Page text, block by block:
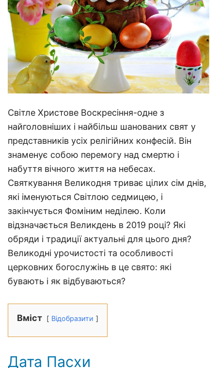
Світле Христове Воскресіння-одне з
найголовніших і найбільш шанованих свят у
представників усіх релігійних конфесій. Він
знаменує собою перемогу над смертю і
набуття вічного життя на небесах.
Святкування Великодня триває цілих сім днів,
які іменуються Світлою седмицею, і
закінчується Фоміним неділею. Коли
відзначається Великдень в 2019 році? Які
обряди і традиції актуальні для цього дня?
Великодні урочистості та особливості
церковних богослужінь в це свято: які
бувають і як відбуваються?
Вміст Відобразити
Дата Пасхи